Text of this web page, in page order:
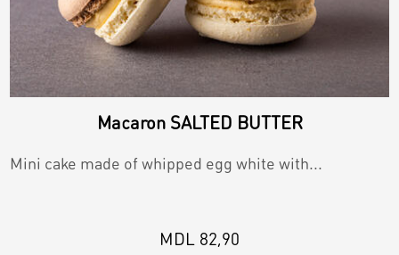
Macaron SALTED BUTTER
Mini cake made of whipped egg white with...
MDL 82,90